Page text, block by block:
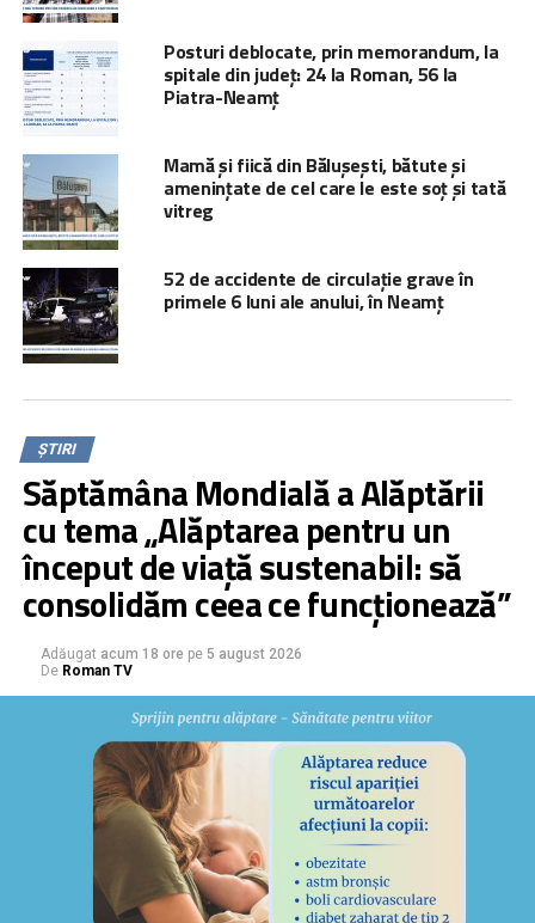
Posturi deblocate, prin memorandum, la
spitale din județ: 24 la Roman, 56 la
Piatra-Neamț
Mamă și fiică din Bălușești, bătute și
amenințate de cel care le este soț și tată
vitreg
52 de accidente de circulaţie grave în
primele 6 luni ale anului, în Neamț
ȘTIRI
Săptămâna Mondială a Alăptării
cu tema „Alăptarea pentru un
început de viață sustenabil: să
consolidăm ceea ce funcționează”
Adăugat acum 18 ore pe 5 august 2026
De Roman TV